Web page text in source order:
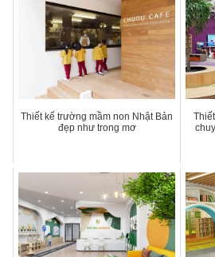
Thiết kế trường mầm non Nhật Bản
đẹp như trong mơ